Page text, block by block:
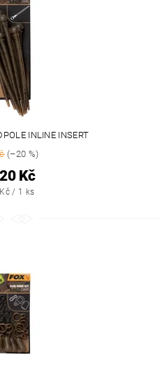
INLINE INSERT
(–20 %)
Kč
/ 1 ks